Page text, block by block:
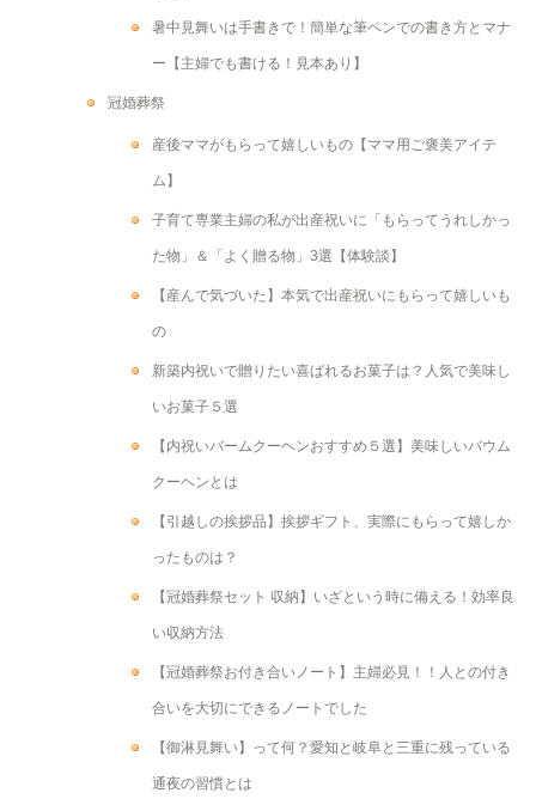
暑中見舞いは手書きで！簡単な筆ペンでの書き方とマナ
ー【主婦でも書ける！見本あり】
冠婚葬祭
産後ママがもらって嬉しいもの【ママ用ご褒美アイテ
ム】
子育て専業主婦の私が出産祝いに「もらってうれしかっ
た物」＆「よく贈る物」3選【体験談】
【産んで気づいた】本気で出産祝いにもらって嬉しいも
の
新築内祝いで贈りたい喜ばれるお菓子は？人気で美味し
いお菓子５選
【内祝いバームクーヘンおすすめ５選】美味しいバウム
クーヘンとは
【引越しの挨拶品】挨拶ギフト、実際にもらって嬉しか
ったものは？
【冠婚葬祭セット 収納】いざという時に備える！効率良
い収納方法
【冠婚葬祭お付き合いノート】主婦必見！！人との付き
合いを大切にできるノートでした
【御淋見舞い】って何？愛知と岐阜と三重に残っている
通夜の習慣とは